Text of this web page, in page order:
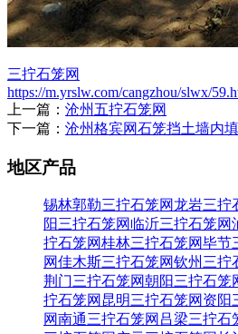
三拧石笼网
https://m.yrslw.com/cangzhou/slwx/
上一篇： 沧州五拧石笼网
下一篇： 沧州格宾网石笼挡土墙内
地区产品
锡林郭勒三拧石笼网龙岩三拧
阳三拧石笼网 临沂三拧石笼网
拧石笼网桂林三拧石笼网毕节
网佳木斯三拧石笼网钦州三拧
荆门三拧石笼网朝阳三拧石笼
拧石笼网 昆明三拧石笼网 资阳
网南通三拧石笼网 吕梁三拧石